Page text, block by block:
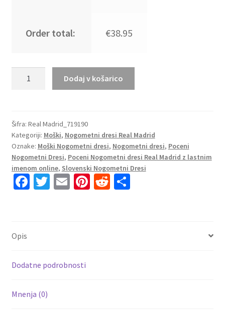
Order total: €38.95
Madrid
Gostujoči
2023
Kratek
Rokav
+
8
Dodaj v košarico
Šifra: Real Madrid_719190
Kategoriji: Moški, Nogometni dresi Real Madrid
Oznake: Moški Nogometni dresi, Nogometni dresi, Poceni
Nogometni Dresi, Poceni Nogometni dresi Real Madrid z lastnim
imenom online, Slovenski Nogometni Dresi
Fa
k
T E Pi R S
Opis
Dodatne podrobnosti
Mnenja (0)